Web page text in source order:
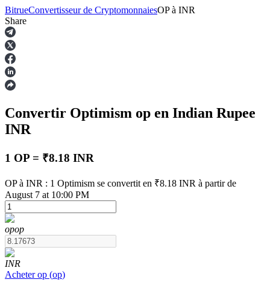
Contrats à terme
Futures USDT
Futures utilisant l'USDT comme garantie
BitrueConvertisseur de CryptomonnaiesOP à INR
Share
Convertir Optimism op en Indian Rupee
INR
1 OP = ₹8.18 INR
OP à INR : 1 Optimism se convertit en ₹8.18 INR à partir de
August 7 at 10:00 PM
opop
INR
Acheter op (op)